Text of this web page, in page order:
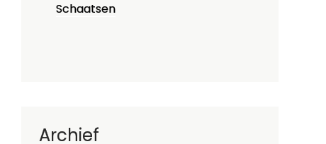
Schaatsen
Archief